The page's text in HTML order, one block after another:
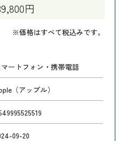
円
※価格はすべて税込みです。
ートフォン・携帯電話
（アップル）
09-20